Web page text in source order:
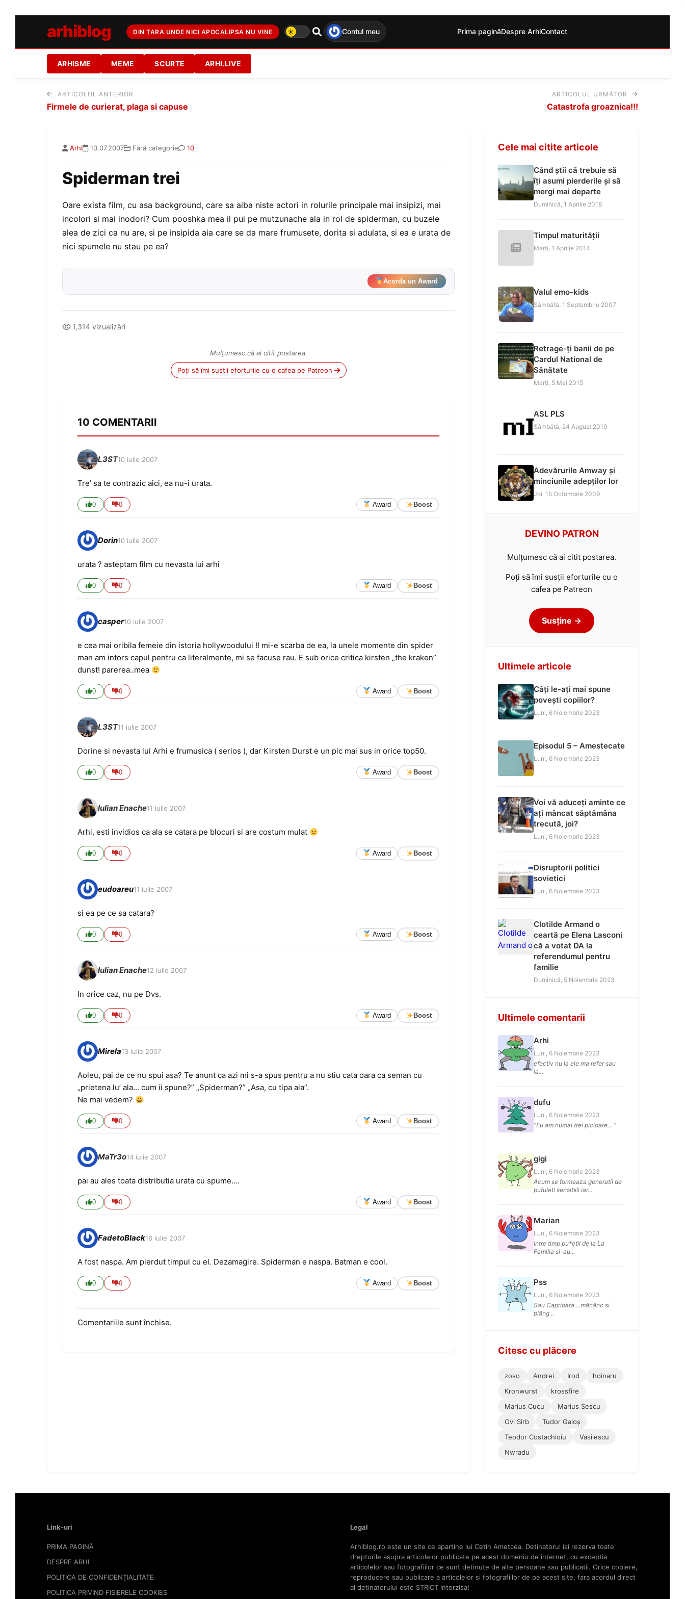
arhiblog DIN ȚARA UNDE NICI APOCALIPSA NU VINE Contul meu Prima paginăDespre ArhiContact
ARHISME MEME SCURTE ARHI.LIVE
ARTICOLUL ANTERIOR
Firmele de curierat, plaga si capuse
ARTICOLUL URMĂTOR
Catastrofa groaznica!!!
Arhi 10.07.2007 Fără categorie 10
Spiderman trei
Oare exista film, cu asa background, care sa aiba niste actori in rolurile principale mai insipizi, mai
incolori si mai inodori? Cum pooshka mea il pui pe mutzunache ala in rol de spiderman, cu buzele
alea de zici ca nu are, si pe insipida aia care se da mare frumusete, dorita si adulata, si ea e urata de
nici spumele nu stau pe ea?
Acorda un Award
1,314 vizualizări
Mulțumesc că ai citit postarea.
Poți să îmi susții eforturile cu o cafea pe Patreon
10 COMENTARII
L3ST10 iulie 2007
Tre’ sa te contrazic aici, ea nu-i urata.
0 0 Award Boost
Dorin10 iulie 2007
urata ? asteptam film cu nevasta lui arhi
0 0 Award Boost
casper10 iulie 2007
e cea mai oribila femeie din istoria hollywoodului !! mi-e scarba de ea, la unele momente din spider
man am intors capul pentru ca literalmente, mi se facuse rau. E sub orice critica kirsten „the kraken”
dunst! parerea..mea
0 0 Award Boost
L3ST11 iulie 2007
Dorine si nevasta lui Arhi e frumusica ( serios ), dar Kirsten Durst e un pic mai sus in orice top50.
0 0 Award Boost
Iulian Enache11 iulie 2007
Arhi, esti invidios ca ala se catara pe blocuri si are costum mulat
0 0 Award Boost
eudoareu11 iulie 2007
si ea pe ce sa catara?
0 0 Award Boost
Iulian Enache12 iulie 2007
In orice caz, nu pe Dvs.
0 0 Award Boost
Mirela13 iulie 2007
Aoleu, pai de ce nu spui asa? Te anunt ca azi mi s-a spus pentru a nu stiu cata oara ca seman cu
„prietena lu’ ala… cum ii spune?” „Spiderman?” „Asa, cu tipa aia”.
Ne mai vedem?
0 0 Award Boost
MaTr3o14 iulie 2007
pai au ales toata distributia urata cu spume….
0 0 Award Boost
FadetoBlack16 iulie 2007
A fost naspa. Am pierdut timpul cu el. Dezamagire. Spiderman e naspa. Batman e cool.
0 0 Award Boost
Comentariile sunt închise.
Cele mai citite articole
Când știi că trebuie să
îți asumi pierderile și să
mergi mai departe
Duminică, 1 Aprilie 2018
Timpul maturității
Marți, 1 Aprilie 2014
Valul emo-kids
Sâmbătă, 1 Septembrie 2007
Retrage-ți banii de pe
Cardul National de
Sănătate
Marți, 5 Mai 2015
ASL PLS
Sâmbătă, 24 August 2019
Adevărurile Amway și
minciunile adepților lor
Joi, 15 Octombrie 2009
DEVINO PATRON
Mulțumesc că ai citit postarea.
Poți să îmi susții eforturile cu o
cafea pe Patreon
Susține →
Ultimele articole
Câți le-ați mai spune
povești copiilor?
Luni, 6 Noiembrie 2023
Episodul 5 – Amestecate
Luni, 6 Noiembrie 2023
Voi vă aduceți aminte ce
ați mâncat săptămâna
trecută, joi?
Luni, 6 Noiembrie 2023
Disruptorii politici
sovietici
Luni, 6 Noiembrie 2023
Clotilde Armand o
ceartă pe Elena Lasconi
că a votat DA la
referendumul pentru
familie
Duminică, 5 Noiembrie 2023
Ultimele comentarii
Arhi
Luni, 6 Noiembrie 2023
efectiv nu la ele ma refer sau
la...
dufu
Luni, 6 Noiembrie 2023
"Eu am numai trei picioare... "
gigi
Luni, 6 Noiembrie 2023
Acum se formeaza generatii de
pufuleti sensibili iar...
Marian
Luni, 6 Noiembrie 2023
Intre timp pu*etii de la La
Familia si-au...
Pss
Luni, 6 Noiembrie 2023
Sau Caprioara....mănânc si
plâng...
Citesc cu plăcere
zoso Andrei Irod
hoinaru
Kronwurst
krossfire
Marius Cucu
Marius Sescu
Ovi Sîrb
Tudor Galoș
Teodor Costachioiu
Vasilescu
Nwradu
Link-uri
PRIMA PAGINĂ
DESPRE ARHI
POLITICA DE CONFIDENȚIALITATE
POLITICA PRIVIND FISIERELE COOKIES
Legal
Arhiblog.ro este un site ce apartine lui Cetin Ametcea. Detinatorul isi rezerva toate
drepturile asupra articolelor publicate pe acest domeniu de internet, cu exceptia
articolelor sau fotografiilor ce sunt detinute de alte persoane sau publicatii. Orice copiere,
reproducere sau publicare a articolelor si fotografiilor de pe acest site, fara acordul direct
al detinatorului este STRICT interzisa!